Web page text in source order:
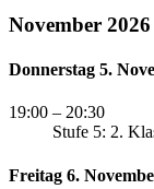
November 2026
Donnerstag 5.
19:00 – 20:30
Stufe 5: 2.
Freitag 6.